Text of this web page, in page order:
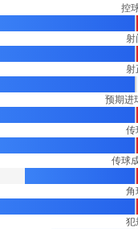
控
射
射
预期进
传
传球
角
犯